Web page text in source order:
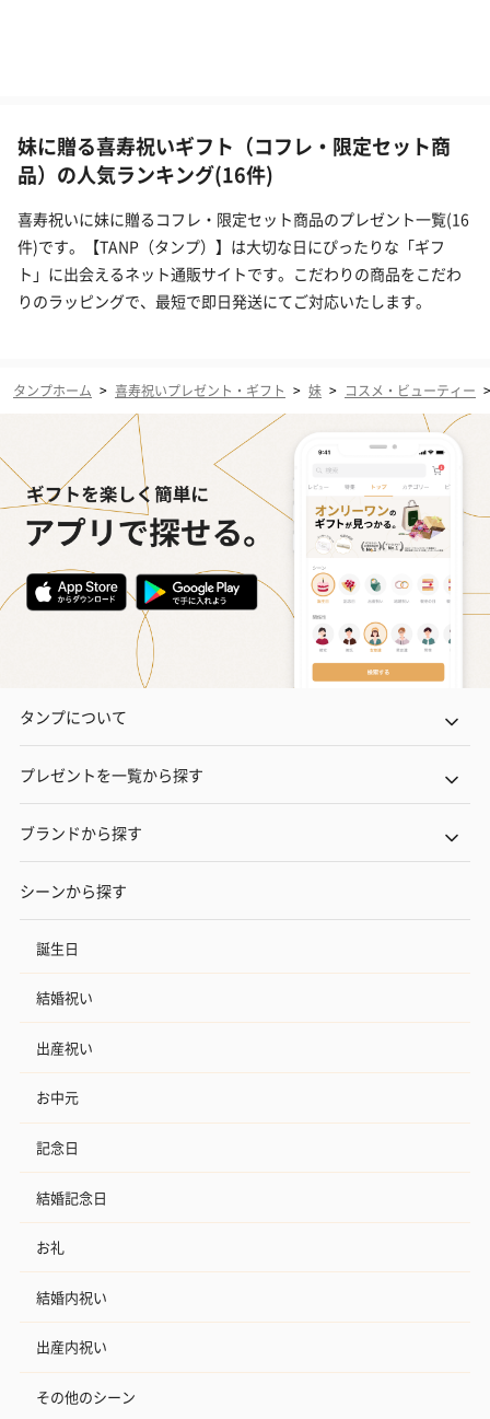
妹に贈る喜寿祝いギフト（コフレ・限定セット商
品）の人気ランキング(16件)
喜寿祝いに妹に贈るコフレ・限定セット商品のプレゼント一覧(16
件)です。【TANP（タンプ）】は大切な日にぴったりな「ギフ
ト」に出会えるネット通販サイトです。こだわりの商品をこだわ
りのラッピングで、最短で即日発送にてご対応いたします。
タンプホーム > 喜寿祝いプレゼント・ギフト > 妹 > コスメ・ビューティー
タンプについて
プレゼントを一覧から探す
ブランドから探す
シーンから探す
誕生日
結婚祝い
出産祝い
お中元
記念日
結婚記念日
お礼
結婚内祝い
出産内祝い
その他のシーン